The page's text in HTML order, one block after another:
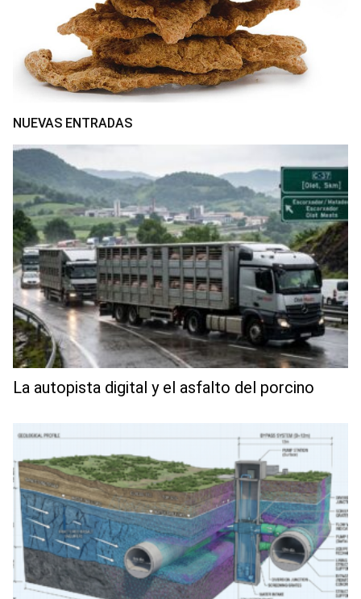
NUEVAS ENTRADAS
La autopista digital y el asfalto del porcino